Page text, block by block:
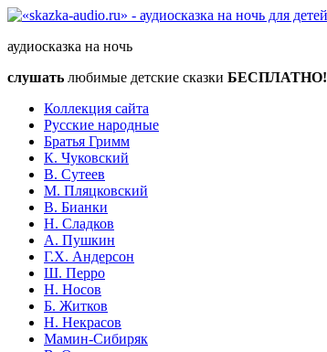
аудиосказка на ночь
слушать любимые детские сказки БЕСПЛАТНО!
Коллекция сайта
Русские народные
Братья Гримм
К. Чуковский
В. Сутеев
М. Пляцковский
В. Бианки
Н. Сладков
А. Пушкин
Г.Х. Андерсон
Ш. Перро
Н. Носов
Б. Житков
Н. Некрасов
Мамин-Сибиряк